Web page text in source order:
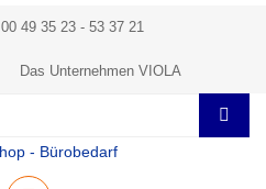
49 35 23 - 53 37 21
Das Unternehmen VIOLA